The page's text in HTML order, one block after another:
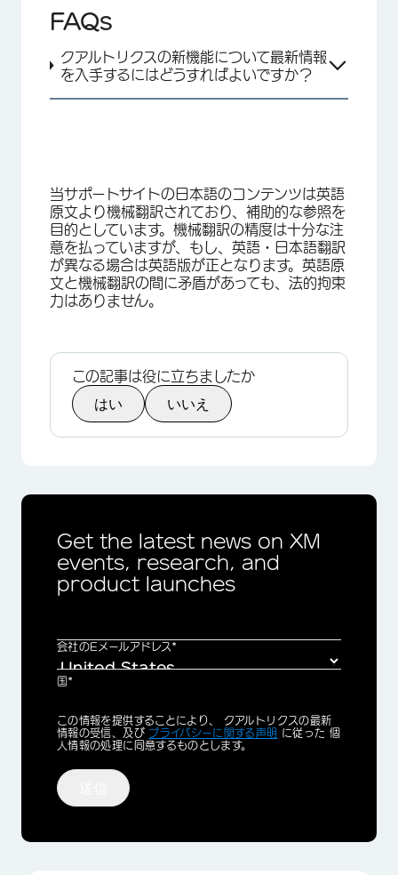
FAQs
クアルトリクスの新機能について最新情報
を入手するにはどうすればよいですか？
当サポートサイトの日本語のコンテンツは英語
原文より機械翻訳されており、補助的な参照を
目的としています。機械翻訳の精度は十分な注
意を払っていますが、もし、英語・日本語翻訳
が異なる場合は英語版が正となります。英語原
文と機械翻訳の間に矛盾があっても、法的拘束
力はありません。
この記事は役に立ちましたか
はい いいえ
Get the latest news on XM
events, research, and
product launches
会社のEメールアドレス*
国*
Privacy
Optin
この情報を提供することにより、 クアルトリクスの最新
情報の受信、及び プライバシーに関する声明 に従った 個
人情報の処理に同意するものとします。